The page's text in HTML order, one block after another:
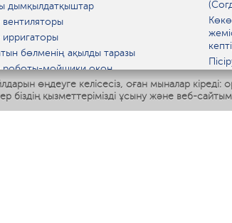
өңдеуге келісесіз, оған мыналар
біздің қызметтерімізді ұсыну және веб-
дымқылдатқыштар
бөлменің ақылды таразы
роботы-мойщики окон
мультипісіргіш
IQ Home